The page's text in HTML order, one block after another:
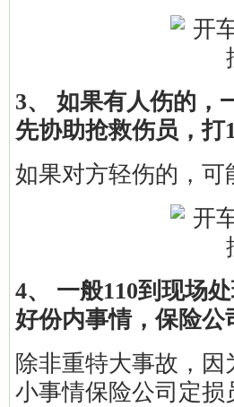
3、 如果有人伤的，
先协助抢救伤员，打
如果对方轻伤的，
4、 一般110到现场
好份内事情，保险
除非重特大事故，
小事情保险公司定